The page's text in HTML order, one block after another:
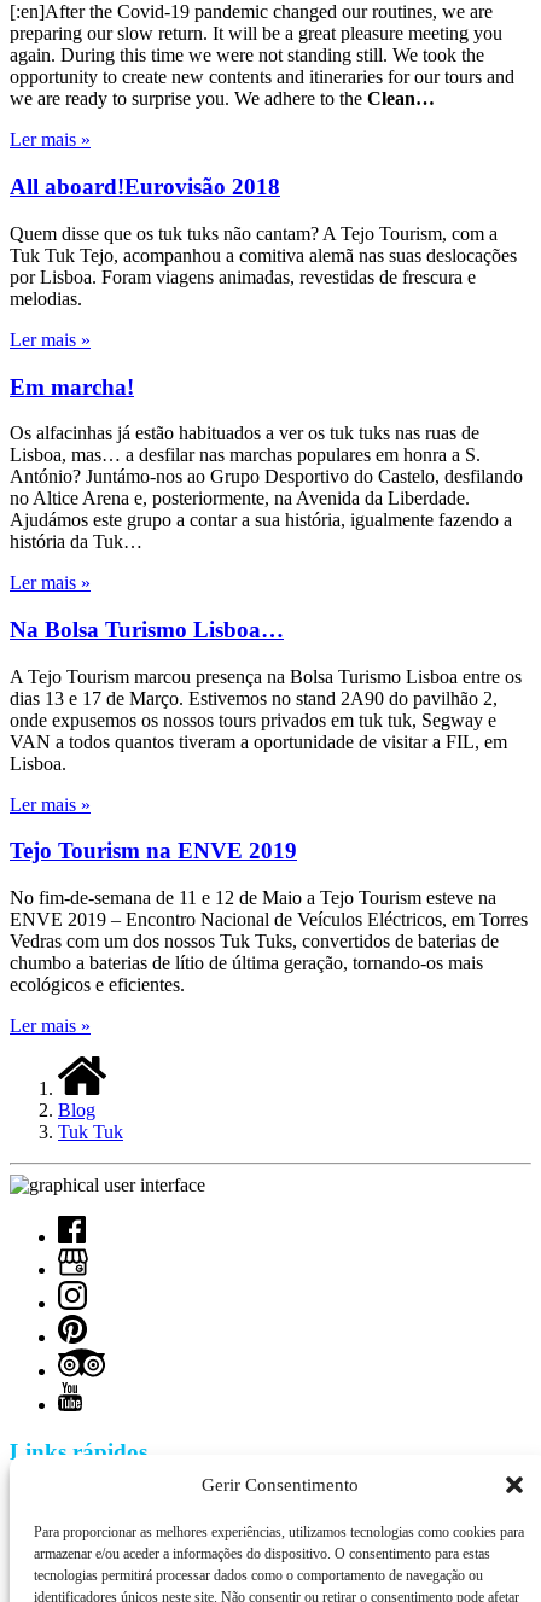
Gerir Consentimento
Para proporcionar as melhores experiências, utilizamos tecnologias como cookies para
armazenar e/ou aceder a informações do dispositivo. O consentimento para estas
tecnologias permitirá processar dados como o comportamento de navegação ou
identificadores únicos neste site. Não consentir ou retirar o consentimento pode afetar
[:en]After the Covid-19 pandemic changed our routines, we are
preparing our slow return. It will be a great pleasure meeting you
again. During this time we were not standing still. We took the
opportunity to create new contents and itineraries for our tours and
we are ready to surprise you. We adhere to the Clean…
Ler mais »
All aboard!Eurovisão 2018
Quem disse que os tuk tuks não cantam? A Tejo Tourism, com a
Tuk Tuk Tejo, acompanhou a comitiva alemã nas suas deslocações
por Lisboa. Foram viagens animadas, revestidas de frescura e
melodias.
Ler mais »
Em marcha!
Os alfacinhas já estão habituados a ver os tuk tuks nas ruas de
Lisboa, mas… a desfilar nas marchas populares em honra a S.
António? Juntámo-nos ao Grupo Desportivo do Castelo, desfilando
no Altice Arena e, posteriormente, na Avenida da Liberdade.
Ajudámos este grupo a contar a sua história, igualmente fazendo a
história da Tuk…
Ler mais »
Na Bolsa Turismo Lisboa…
A Tejo Tourism marcou presença na Bolsa Turismo Lisboa entre os
dias 13 e 17 de Março. Estivemos no stand 2A90 do pavilhão 2,
onde expusemos os nossos tours privados em tuk tuk, Segway e
VAN a todos quantos tiveram a oportunidade de visitar a FIL, em
Lisboa.
Ler mais »
Tejo Tourism na ENVE 2019
No fim-de-semana de 11 e 12 de Maio a Tejo Tourism esteve na
ENVE 2019 – Encontro Nacional de Veículos Eléctricos, em Torres
Vedras com um dos nossos Tuk Tuks, convertidos de baterias de
chumbo a baterias de lítio de última geração, tornando-os mais
ecológicos e eficientes.
Ler mais »
Blog
Tuk Tuk
Links rápidos
Segway Tejo
Tejo Tours in Van
Walking Tours